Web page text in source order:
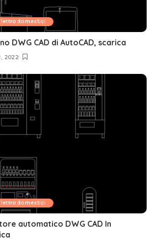
DWG CAD di AutoCAD, scarica
2022
automatico DWG CAD In